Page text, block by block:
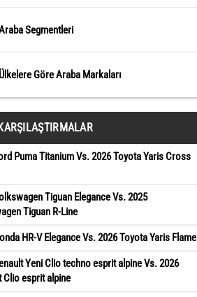
Segmentleri
Ülkelere Göre Araba Markaları
Puma Titanium Vs. 2026 Toyota Yaris Cross
Tiguan Elegance Vs. 2025
Tiguan R-Line
HR-V Elegance Vs. 2026 Toyota Yaris Flame
Yeni Clio techno esprit alpine Vs. 2026
Clio esprit alpine